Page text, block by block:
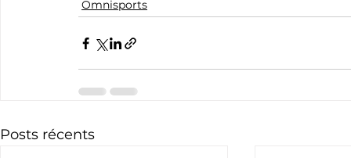
Omnisports
Posts récents